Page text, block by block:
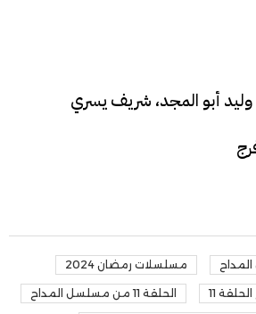
أبو المجد، شريف يسري
مسلسلات رمضان 2024
11 الحلقة 11 من مسلسل المداح